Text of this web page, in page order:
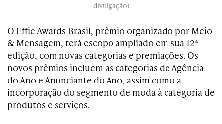
divulgação)
O Effie Awards Brasil, prêmio organizado por Meio
& Mensagem, terá escopo ampliado em sua 12ª
edição, com novas categorias e premiações. Os
novos prêmios incluem as categorias de Agência
do Ano e Anunciante do Ano, assim como a
incorporação do segmento de moda à categoria de
produtos e serviços.